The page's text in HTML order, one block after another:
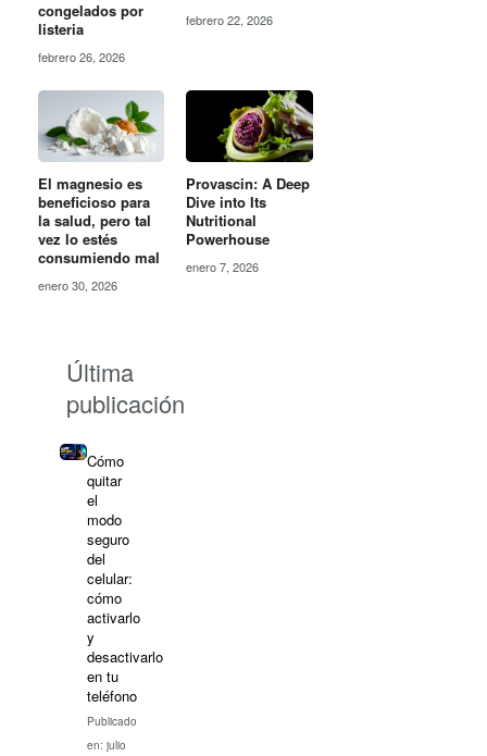
congelados por
listeria
febrero 26, 2026
febrero 22, 2026
El magnesio es
beneficioso para
la salud, pero tal
vez lo estés
consumiendo mal
enero 30, 2026
Provascin: A Deep
Dive into Its
Nutritional
Powerhouse
enero 7, 2026
Última
publicación
Cómo
quitar
el
modo
seguro
del
celular:
cómo
activarlo
y
desactivarlo
en tu
teléfono
Publicado
en: julio